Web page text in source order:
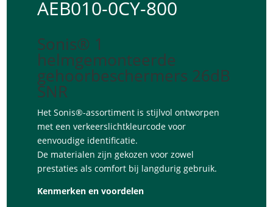
AEB010-0CY-800
Sonis® 1
helmgemonteerde
gehoorbeschermers 26dB
SNR
Het Sonis®-assortiment is stijlvol ontworpen
met een verkeerslichtkleurcode voor
eenvoudige identificatie.
De materialen zijn gekozen voor zowel
prestaties als comfort bij langdurig gebruik.
Kenmerken en voordelen